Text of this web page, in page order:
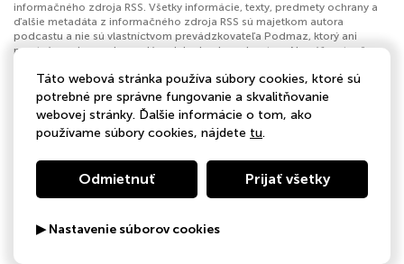
informačného zdroja RSS. Všetky informácie, texty, predmety ochrany a
ďalšie metadáta z informačného zdroja RSS sú majetkom autora
podcastu a nie sú vlastníctvom prevádzkovateľa Podmaz, ktorý ani
nevytvára ani nezodpovedá za ich obsah podcastov. Ak máš za to, že
nahlásiť obsah. Ak je toto tvoj podcast a chceš získať kontrolu nad týmto
profilomklikni sem.
Autor:GoOut
Kategórie: Spoločnosť a kultúra,
Táto webová stránka používa súbory cookies, ktoré sú
potrebné pre správne fungovanie a skvalitňovanie
webovej stránky. Ďalšie informácie o tom, ako
používame súbory cookies, nájdete tu.
Odmietnuť Prijať všetky
▶ Nastavenie súborov cookies